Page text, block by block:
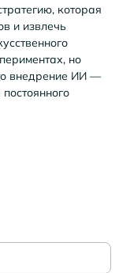
которая
и извлечь
но
внедрение ИИ —